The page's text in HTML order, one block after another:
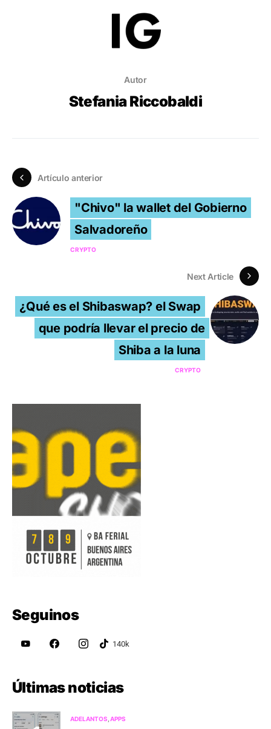
Autor
Stefania Riccobaldi
Artículo anterior
"Chivo" la wallet del Gobierno
Salvadoreño
CRYPTO
Next Article
¿Qué es el Shibaswap? el Swap
que podría llevar el precio de
Shiba a la luna
CRYPTO
Seguinos
Últimas noticias
ADELANTOS APPS